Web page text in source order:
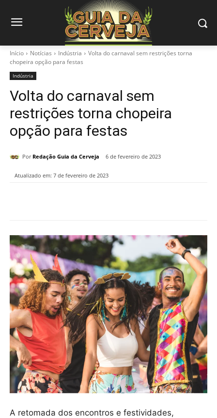
Início Notícias Indústria
Volta do carnaval sem restrições torna
chopeira opção para festas
Indústria
Volta do carnaval sem
restrições torna chopeira
opção para festas
Por Redação Guia da Cerveja 6 de fevereiro de 2023
Atualizado em: 7 de fevereiro de 2023
A retomada dos encontros e festividades,